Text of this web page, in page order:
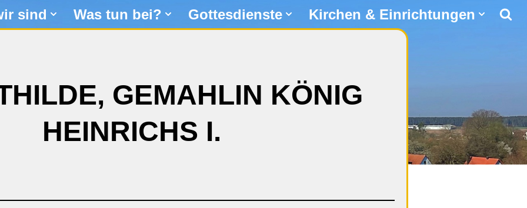
sind Was tun bei? Gottesdienste Kirchen & Einrichtungen
GEMAHLIN KÖNIG
HEINRICHS I.